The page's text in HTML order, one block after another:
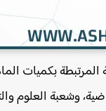
بكميات
وشعبة العلوم